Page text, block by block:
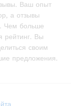
Ваш опыт
а отзывы
Чем больше
рейтинг. Вы
своим
предложения.